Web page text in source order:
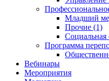
Младший
Прочие (1)
Социальная
Программа
Вебинары
Мероприятия